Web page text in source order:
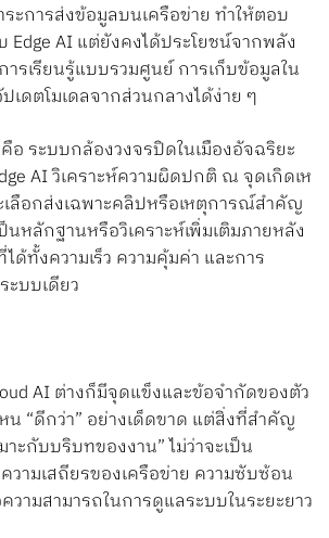
ะการส่งข้อมูลบนเครือข่าย ทำให้ตอบ
Edge AI แต่ยังคงได้ประโยชน์จากพลัง
ารเรียนรู้แบบรวมศูนย์ การเก็บข้อมูลใน
เดตโมเดลจากส่วนกลางได้ง่าย ๆ
อ ระบบกล้องวงจรปิดในเมืองอัจฉริยะ
AI วิเคราะห์ความผิดปกติ ณ จุดเกิดเห
เลือกส่งเฉพาะคลิปหรือเหตุการณ์สำคัญ
นหลักฐานหรือวิเคราะห์เพิ่มเติมภายหลัง
ด้ทั้งความเร็ว ความคุ้มค่า และการ
บบเดียว
AI ต่างก็มีจุดแข็งและข้อจำกัดของตัว
หน “ดีกว่า” อย่างเด็ดขาด แต่สิ่งที่สำคัญ
าะกับบริบทของงาน” ไม่ว่าจะเป็น
วามเสถียรของเครือข่าย ความซับซ้อน
วามสามารถในการดูแลระบบในระยะยาว